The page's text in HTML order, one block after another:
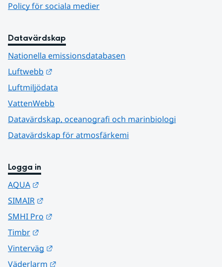
Policy för sociala medier
Datavärdskap
Nationella emissionsdatabasen
Luftwebb
Luftmiljödata
VattenWebb
Datavärdskap, oceanografi och marinbiologi
Datavärdskap för atmosfärkemi
Logga in
AQUA
SIMAIR
SMHI Pro
Timbr
Vinterväg
Väderlarm